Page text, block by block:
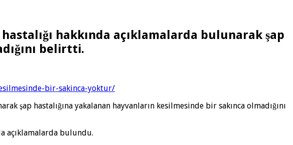
hakkında açıklamalarda bulunarak şap
belirtti.
bir-sakinca-yoktur/
şap hastalığına yakalanan hayvanların kesilmesinde bir sakınca olmadığını
açıklamalarda bulundu.